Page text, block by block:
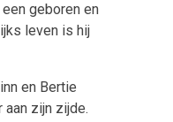
geboren en
leven is hij
en Bertie
aan zijn zijde.